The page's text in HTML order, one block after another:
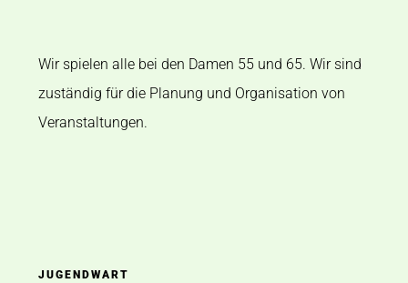
Wir spielen alle bei den Damen 55 und 65. Wir sind
zuständig für die Planung und Organisation von
Veranstaltungen.
JUGENDWART